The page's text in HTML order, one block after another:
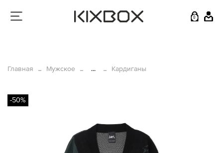
0
Главная Мужское ... Кардиганы
-50%